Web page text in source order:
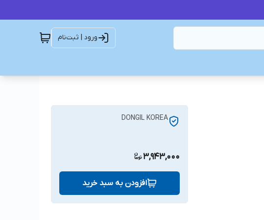
ورود | ثبت‌نام
DONGIL KOREA
3,943,000
افزودن به سبد خرید